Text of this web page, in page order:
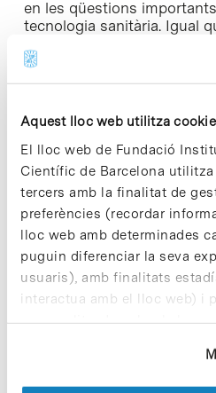
Aquest lloc web utilitza
El lloc web de Fundació
Científic de Barcelona
tercers amb la finalitat de
preferències (recordar
lloc web amb determinades
puguin diferenciar la seva
usuaris), amb finalitats
interactua amb el lloc web) i
personalitzada sobre la base
pàgines visitades). Per a
les cookies pot consultar la
en les qüestions
tecnologia sanitària. Igual
Catalunya té una història
institucions sanitàries que
Share
Notícies més vistes